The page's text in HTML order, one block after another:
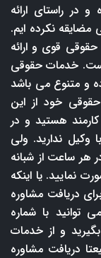
در راستای ارائه
نکرده ایم.
قوی و ارائه
خدمات حقوقی
و متنوع می باشد
خود از این
هستید و در
وکیل ندارید. ولی
هر ساعت از شبانه
نمایید. یا اینکه
دریافت مشاوره
با شماره
02147625900 تماس بگیرید و از خدمات
دریافت مشاوره